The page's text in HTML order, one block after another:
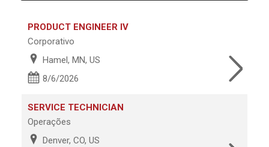
PRODUCT ENGINEER IV
Corporativo
Hamel, MN, US
8/6/2026
SERVICE TECHNICIAN
Operações
Denver, CO, US